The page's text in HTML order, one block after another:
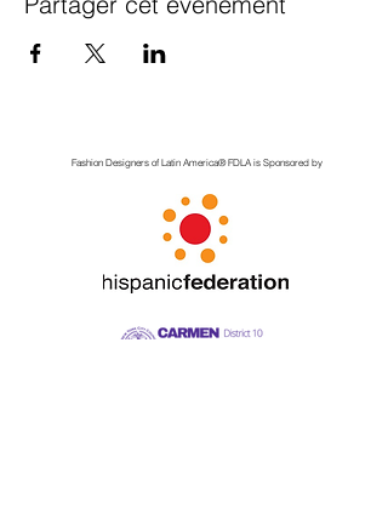
Fashion Designers of Latin America®️ FDLAis Sponsored by